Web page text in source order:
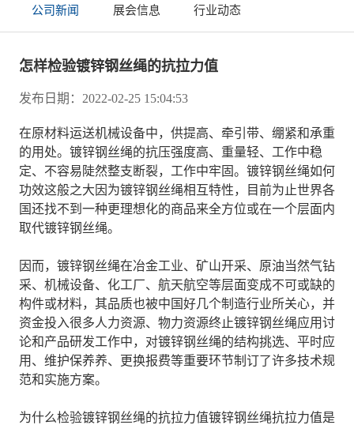
公司新闻 展会信息 行业动态
怎样检验镀锌钢丝绳的抗拉力值
发布日期：2022-02-25 15:04:53
在原材料运送机械设备中，供提高、牵引带、绷紧和承重
的用处。镀锌钢丝绳的抗压强度高、重量轻、工作中稳
定、不容易陡然整支断裂，工作中牢固。镀锌钢丝绳如何
功效这般之大因为镀锌钢丝绳相互特性，目前为止世界各
国还找不到一种更理想化的商品来全方位或在一个层面内
取代镀锌钢丝绳。
因而，镀锌钢丝绳在冶金工业、矿山开采、原油当然气钻
采、机械设备、化工厂、航天航空等层面变成不可或缺的
构件或材料，其品质也被中国好几个制造行业所关心，并
资金投入很多人力资源、物力资源终止镀锌钢丝绳应用讨
论和产品研发工作中，对镀锌钢丝绳的结构挑选、平时应
用、维护保养养、更换报费等重要环节制订了许多技术规
范和实施方案。
为什么检验镀锌钢丝绳的抗拉力值镀锌钢丝绳抗拉力值是